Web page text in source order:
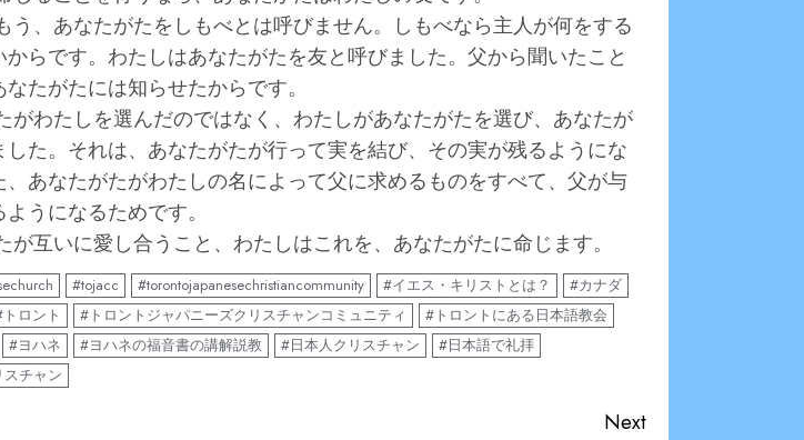
う、あなたがたをしもべとは呼びません。しもべなら主人が何をする
からです。わたしはあなたがたを友と呼びました。父から聞いたこと
たがたには知らせたからです。
がわたしを選んだのではなく、わたしがあなたがたを選び、あなたが
した。それは、あなたがたが行って実を結び、その実が残るようにな
、あなたがたがわたしの名によって父に求めるものをすべて、父が与
うになるためです。
が互いに愛し合うこと、わたしはこれを、あなたがたに命じます。
#tojacc #torontojapanesechristiancommunity #イエス・キリストとは？
#カナダ
ロント #トロントジャパニーズクリスチャンコミュニティ
#トロントにある日本語教会
#ヨハネ #ヨハネの福音書の講解説教 #日本人クリスチャン
#日本語で礼拝
チャン
Next